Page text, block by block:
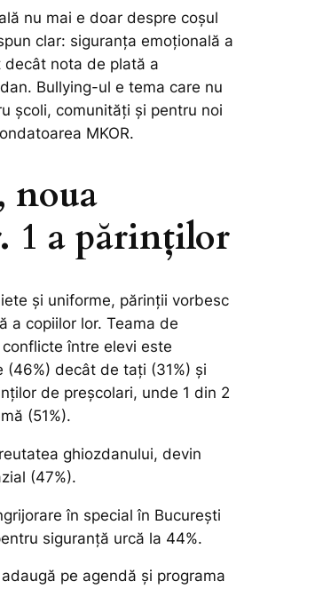
nu mai e doar despre coșul
clar: siguranța emoțională a
nota de plată a
Bullying-ul e tema care nu
școli, comunități și pentru noi
MKOR.
1 a părinților
și uniforme, părinții vorbesc
a copiilor lor. Teama de
între elevi este
decât de tați (31%) și
de preșcolari, unde 1 din 2
(51%).
ghiozdanului, devin
(47%).
în special în București
siguranță urcă la 44%.
pe agendă și programa